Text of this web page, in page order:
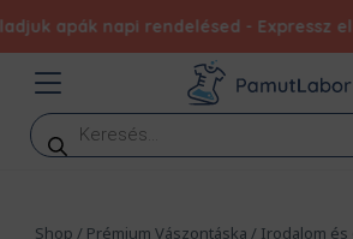
apák napi rendelésed - Expressz
Products
search
Shop / Prémium Vászontáska / Irodalom és